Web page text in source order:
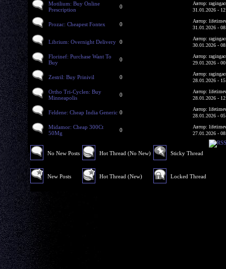
Motilium: Buy Online
Prescription
0
Автор:
31.01.2026 -
Prozac: Cheapest Fontex 0
Автор:
31.01.2026 -
Librium: Overnight Delivery 0
Автор:
30.01.2026 -
Florinef: Purchase Want To
Buy
0
Автор:
29.01.2026 -
Zestril: Buy Prinivil 0
Автор:
28.01.2026 -
Ortho Tri-Cyclen: Buy
Minneapolis
0
Автор:
28.01.2026 -
Feldene: Cheap India Generic 0
Автор:
28.01.2026 -
Midamor: Cheap 300Ct
50Mg
0
Автор:
27.01.2026 -
No New Posts
New Posts
Hot Thread (No New)
Hot Thread (New)
Sticky Thread
Locked Thread